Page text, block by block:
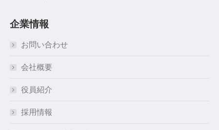
企業情報
お問い合わせ
会社概要
役員紹介
採用情報